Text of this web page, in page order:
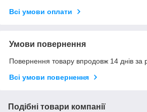
Всі умови оплати
Умови повернення
Повернення товару впродовж 14 днів за
Всі умови повернення
Подібні товари компанії